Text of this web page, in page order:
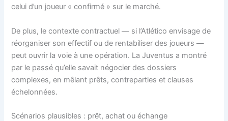
celui d’un joueur « confirmé » sur le marché.
De plus, le contexte contractuel — si l’Atlético envisage de
réorganiser son effectif ou de rentabiliser des joueurs —
peut ouvrir la voie à une opération. La Juventus a montré
par le passé qu’elle savait négocier des dossiers
complexes, en mêlant prêts, contreparties et clauses
échelonnées.
Scénarios plausibles : prêt, achat ou échange